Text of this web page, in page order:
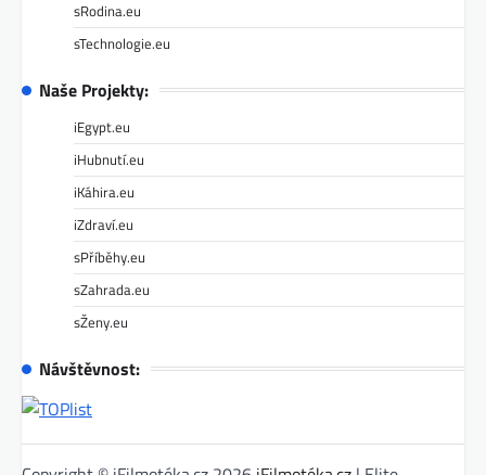
sRodina.eu
sTechnologie.eu
Naše Projekty:
iEgypt.eu
iHubnutí.eu
iKáhira.eu
iZdraví.eu
sPříběhy.eu
sZahrada.eu
sŽeny.eu
Návštěvnost: